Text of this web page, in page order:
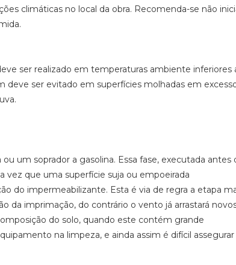
climáticas no local da obra. Recomenda-se não
ser realizado em temperaturas ambiente inferiores
deve ser evitado em superfícies molhadas em
um soprador a gasolina. Essa fase, executada antes
vez que uma superfície suja ou empoeirada
do impermeabilizante. Esta é via de regra a etapa
da imprimação, do contrário o vento já arrastará
do solo, quando este contém grande
na limpeza, e ainda assim é difícil assegurar